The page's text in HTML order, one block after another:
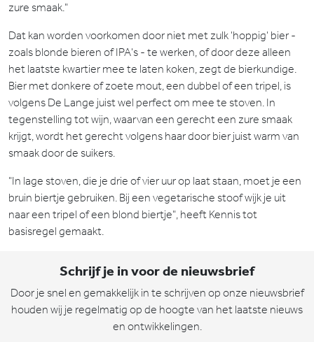
zure smaak."
Dat kan worden voorkomen door niet met zulk 'hoppig' bier -
zoals blonde bieren of IPA's - te werken, of door deze alleen
het laatste kwartier mee te laten koken, zegt de bierkundige.
Bier met donkere of zoete mout, een dubbel of een tripel, is
volgens De Lange juist wel perfect om mee te stoven. In
tegenstelling tot wijn, waarvan een gerecht een zure smaak
krijgt, wordt het gerecht volgens haar door bier juist warm van
smaak door de suikers.
"In lage stoven, die je drie of vier uur op laat staan, moet je een
bruin biertje gebruiken. Bij een vegetarische stoof wijk je uit
naar een tripel of een blond biertje", heeft Kennis tot
basisregel gemaakt.
Schrijf je in voor de nieuwsbrief
Door je snel en gemakkelijk in te schrijven op onze nieuwsbrief
houden wij je regelmatig op de hoogte van het laatste nieuws
en ontwikkelingen.